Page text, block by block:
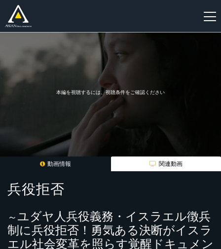
本編を視聴するには、視聴条件をご確認ください
動画情報 関連動画
兵役拒否
～ ユダヤ人兵役義務・イスラエル徴兵
制に兵役拒否！勇気ある決断がイスラ
エル社会変革を照らす覚醒ドキュメン